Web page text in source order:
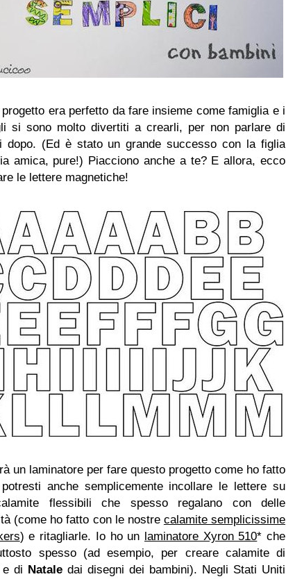
era perfetto da fare insieme come famiglia e i
si sono molto divertiti a crearli, per non parlare di
dopo. (Ed è stato un grande successo con la figlia
amica, pure!) Piacciono anche a te? E allora, ecco
le lettere magnetiche!
un laminatore per fare questo progetto come ho fatto
anche semplicemente incollare le lettere su
flessibili che spesso regalano con delle
(come ho fatto con le nostre calamite semplicissime
) e ritagliarle. Io ho un laminatore Xyron 510* che
spesso (ad esempio, per creare calamite di
e di Natale dai disegni dei bambini). Negli Stati Uniti